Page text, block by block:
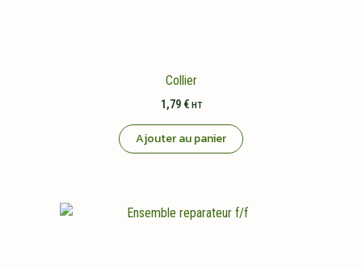
Collier
1,79 € HT
Ajouter au panier